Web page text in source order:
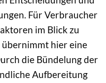
Für Verbraucher
im Blick zu
übernimmt hier eine
die Bündelung der
Aufbereitung